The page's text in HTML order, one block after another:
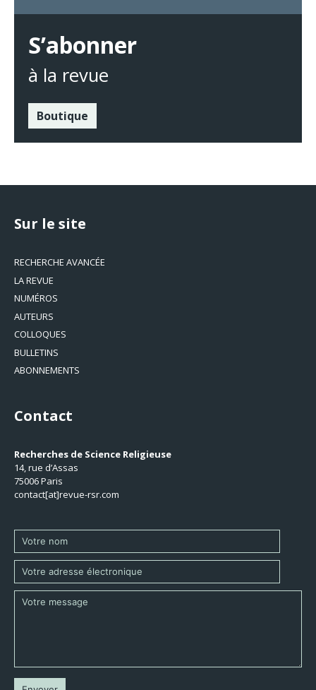
S’abonner
à la revue
Boutique
Sur le site
RECHERCHE AVANCÉE
LA REVUE
NUMÉROS
AUTEURS
COLLOQUES
BULLETINS
ABONNEMENTS
Contact
Recherches de Science Religieuse
14, rue d’Assas
75006 Paris
contact[at]revue-rsr.com